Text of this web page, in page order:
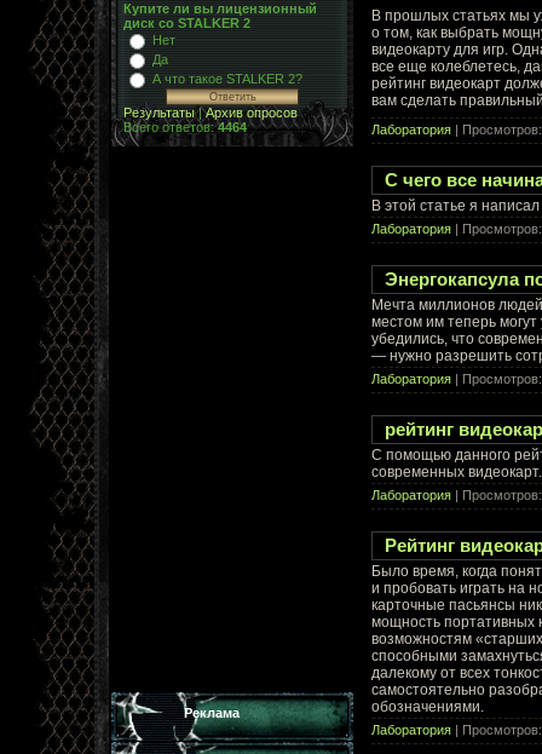
Купите ли вы лицензионный
диск со STALKER 2
Нет
Да
А что такое STALKER 2?
Результаты|Архив опросов
Всего ответов:4464
Реклама
В прошлых статьях мы
о том, как выбрать
видеокарту для игр.
все еще колеблетесь,
рейтинг видеокарт
вам сделать
Лаборатория |
С чего все
В этой статье я
Лаборатория |
Энергокапсула
Мечта миллионов
местом им теперь
убедились, что
— нужно разрешить
Лаборатория |
рейтинг
С помощью данного
современных видеокарт.
Лаборатория |
Рейтинг
Было время, когда
и пробовать играть на
карточные пасьянсы
мощность портативных
возможностям
способными
далекому от всех
самостоятельно
обозначениями.
Лаборатория |